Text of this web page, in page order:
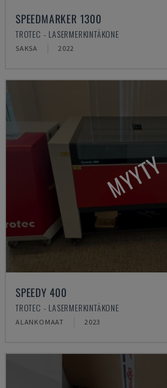
SPEEDMARKER 1300
TROTEC - LASERMERKINTÄKONE
SAKSA 2022
MYYTY
SPEEDY 400
TROTEC - LASERMERKINTÄKONE
ALANKOMAAT 2023